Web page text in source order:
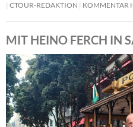
CTOUR-REDAKTION
KOMMENTAR
MIT HEINO FERCH IN